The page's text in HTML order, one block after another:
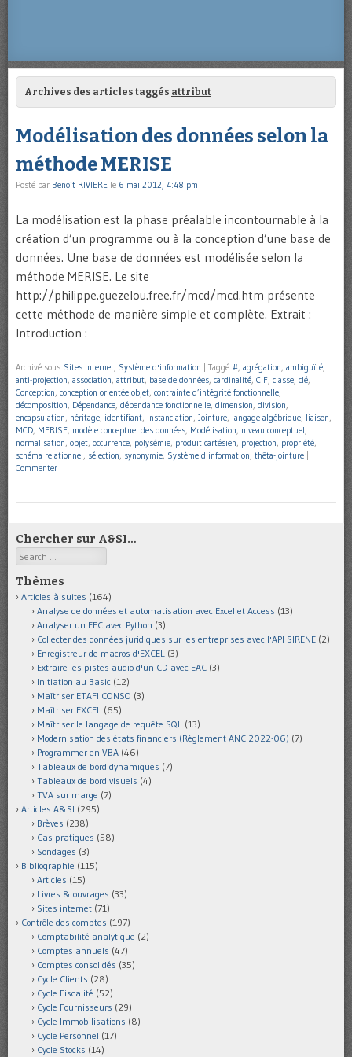
Archives des articles taggés attribut
Modélisation des données selon la
méthode MERISE
Posté par Benoît RIVIERE le 6 mai 2012, 4:48 pm
La modélisation est la phase préalable incontournable à la
création d’un programme ou à la conception d’une base de
données. Une base de données est modélisée selon la
méthode MERISE. Le site
http://philippe.guezelou.free.fr/mcd/mcd.htm présente
cette méthode de manière simple et complète. Extrait :
Introduction :
Archivé sous Sites internet, Système d'information Taggé #, agrégation, ambiguïté,
anti-projection, association, attribut, base de données, cardinalité, CIF, classe, clé,
Conception, conception orientée objet, contrainte d’intégrité fonctionnelle,
décomposition, Dépendance, dépendance fonctionnelle, dimension, division,
encapsulation, héritage, identifiant, instanciation, Jointure, langage algébrique, liaison,
MCD, MERISE, modèle conceptuel des données, Modélisation, niveau conceptuel,
normalisation, objet, occurrence, polysémie, produit cartésien, projection, propriété,
schéma relationnel, sélection, synonymie, Système d'information, thêta-jointure
Commenter
Chercher sur A&SI…
Search
Thèmes
Articles à suites (164)
Analyse de données et automatisation avec Excel et Access (13)
Analyser un FEC avec Python (3)
Collecter des données juridiques sur les entreprises avec l'API SIRENE (2)
Enregistreur de macros d'EXCEL (3)
Extraire les pistes audio d'un CD avec EAC (3)
Initiation au Basic (12)
Maîtriser ETAFI CONSO (3)
Maîtriser EXCEL (65)
Maîtriser le langage de requête SQL (13)
Modernisation des états financiers (Règlement ANC 2022-06) (7)
Programmer en VBA (46)
Tableaux de bord dynamiques (7)
Tableaux de bord visuels (4)
TVA sur marge (7)
Articles A&SI (295)
Brèves (238)
Cas pratiques (58)
Sondages (3)
Bibliographie (115)
Articles (15)
Livres & ouvrages (33)
Sites internet (71)
Contrôle des comptes (197)
Comptabilité analytique (2)
Comptes annuels (47)
Comptes consolidés (35)
Cycle Clients (28)
Cycle Fiscalité (52)
Cycle Fournisseurs (29)
Cycle Immobilisations (8)
Cycle Personnel (17)
Cycle Stocks (14)